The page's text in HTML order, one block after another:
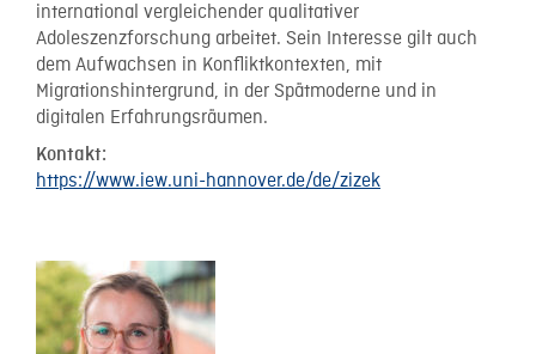
international vergleichender qualitativer
Adoleszenzforschung arbeitet. Sein Interesse gilt auch
dem Aufwachsen in Konfliktkontexten, mit
Migrationshintergrund, in der Spätmoderne und in
digitalen Erfahrungsräumen.
Kontakt:
https://www.iew.uni-hannover.de/de/zizek